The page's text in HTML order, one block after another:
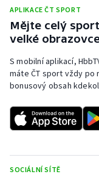
APLIKACE ČT SPORT
Mějte celý
velké
S mobilní aplikací,
máte ČT sport vždy po
bonusový obsah
SOCIÁLNÍ SÍTĚ